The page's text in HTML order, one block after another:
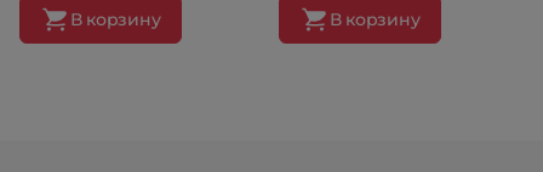
В корзину В корзину